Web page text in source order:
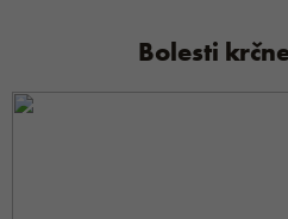
Bolesti
DETI /